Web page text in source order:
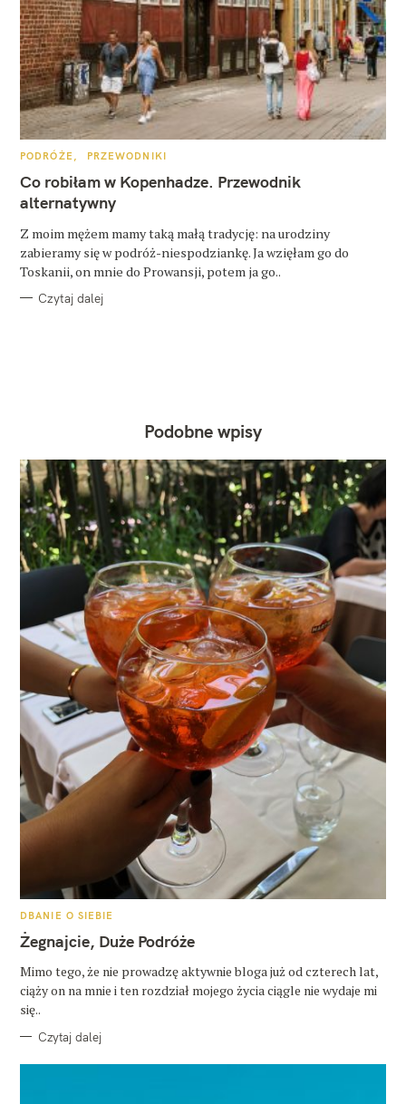
K
T
E
G
O
I
E
PODRÓŻE PRZEWODNIKI
Co robiłam w Kopenhadze. Przewodnik
alternatywny
Z moim mężem mamy taką małą tradycję: na urodziny
zabieramy się w podróż-niespodziankę. Ja wzięłam go do
Toskanii, on mnie do Prowansji, potem ja go..
Czytaj dalej
Podobne wpisy
K
T
E
O
R
I
DBANIE O SIEBIE
Żegnajcie, Duże Podróże
Mimo tego, że nie prowadzę aktywnie bloga już od czterech lat,
ciąży on na mnie i ten rozdział mojego życia ciągle nie wydaje mi
się..
Czytaj dalej